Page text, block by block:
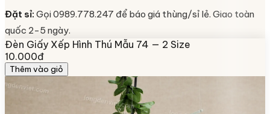
Đặt sỉ: Gọi 0989.778.247 để báo giá thùng/sỉ lẻ. Giao toàn
quốc 2-5 ngày.
Đèn Giấy Xếp Hình Thú Mẫu 74 — 2 Size
10.000đ
Thêm vào giỏ